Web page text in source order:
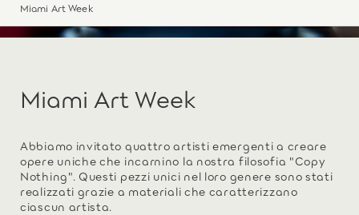
Miami Art Week
Miami Art Week
Abbiamo invitato quattro artisti emergenti a creare
opere uniche che incarnino la nostra filosofia "Copy
Nothing". Questi pezzi unici nel loro genere sono stati
realizzati grazie a materiali che caratterizzano
ciascun artista.